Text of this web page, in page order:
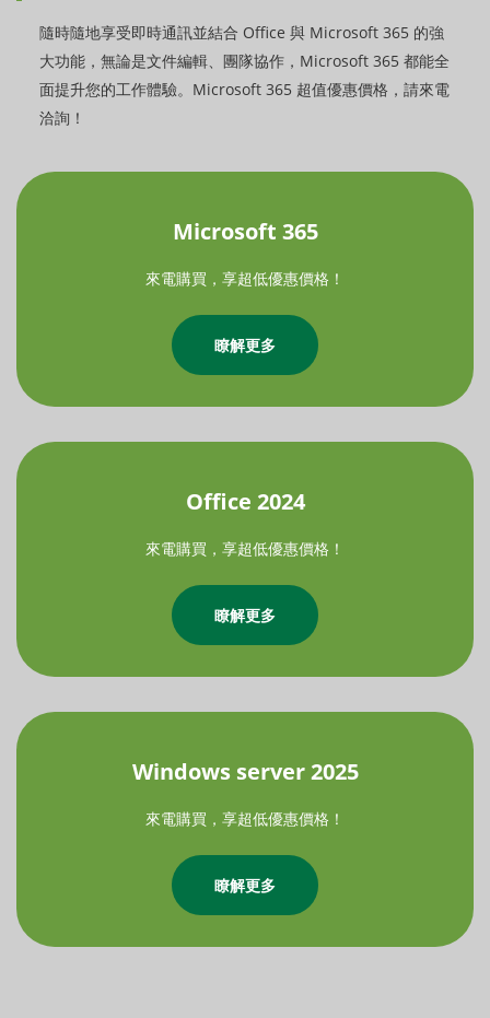
隨時隨地享受即時通訊並結合 Office 與 Microsoft 365 的強
大功能，無論是文件編輯、團隊協作，Microsoft 365 都能全
面提升您的工作體驗。Microsoft 365 超值優惠價格，請來電
洽詢！
Microsoft 365
來電購買，享超低優惠價格！
瞭解更多
Office 2024
來電購買，享超低優惠價格！
瞭解更多
Windows server 2025
來電購買，享超低優惠價格！
瞭解更多